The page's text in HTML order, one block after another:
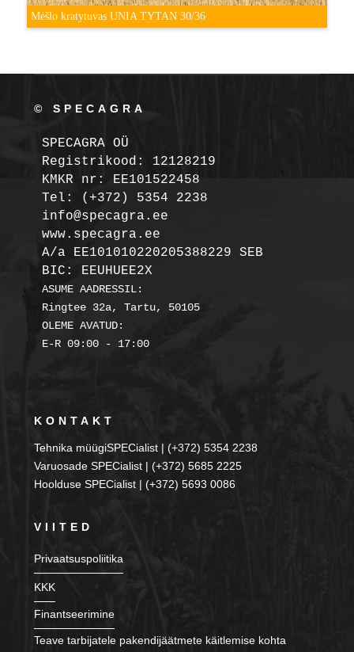
Mėšlo kratytuvas UNIA TYTAN 30/36
© SPECAGRA
SPECAGRA OÜ
Registrikood: 12128219
KMKR nr: EE101522458
Tel: (+372) 5354 2238
info@specagra.ee
A/a EE101010220205388229 SEB
BIC: EEUHUEE2X
ASUME AADRESSIL:
Ringtee 32a, Tartu, 50105
OLEME AVATUD:
E-R 09:00 - 17:00
KONTAKT
Tehnika müügiSPECialist | (+372) 5354 2238
Varuosade SPECialist | (+372) 5685 2225
Hoolduse SPECialist | (+372) 5693 0086
VIITED
Privaatsuspoliitika
KKK
Finantseerimine
Teave tarbijatele pakendijäätmete käitlemise kohta